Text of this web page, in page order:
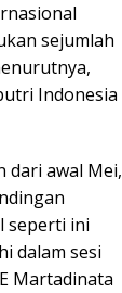
sejumlah
Indonesia
dari awal Mei,
seperti ini
dalam sesi
Martadinata